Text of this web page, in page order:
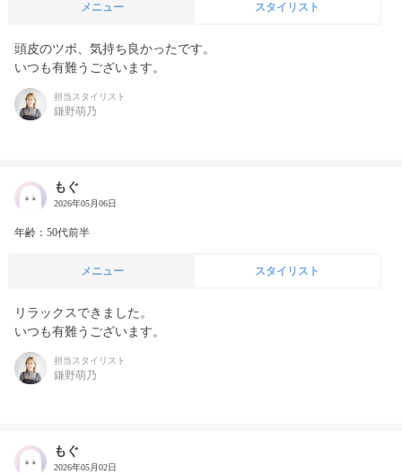
メニュー スタイリスト
頭皮のツボ、気持ち良かったです。
いつも有難うございます。
担当スタイリスト
鎌野萌乃
もぐ
2026年05月06日
年齢：50代前半
メニュー スタイリスト
リラックスできました。
いつも有難うございます。
担当スタイリスト
鎌野萌乃
もぐ
2026年05月02日